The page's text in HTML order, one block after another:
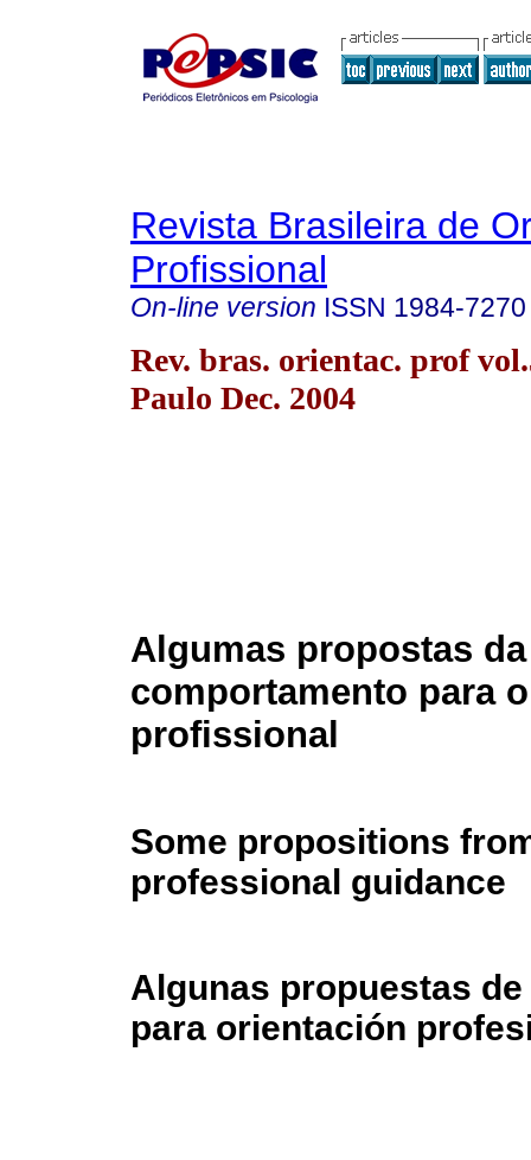
Revista Brasileira de
Profissional
On-line version ISSN 1984-7270
Rev. bras. orientac. prof
Paulo Dec. 2004
Algumas propostas
comportamento para
profissional
Some propositions
professional guidance
Algunas propuestas
para orientación